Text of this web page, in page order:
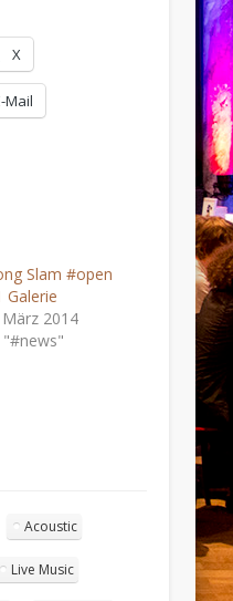
X
Mail
Slam #open
Galerie
März 2014
"#news"
Acoustic
Live Music